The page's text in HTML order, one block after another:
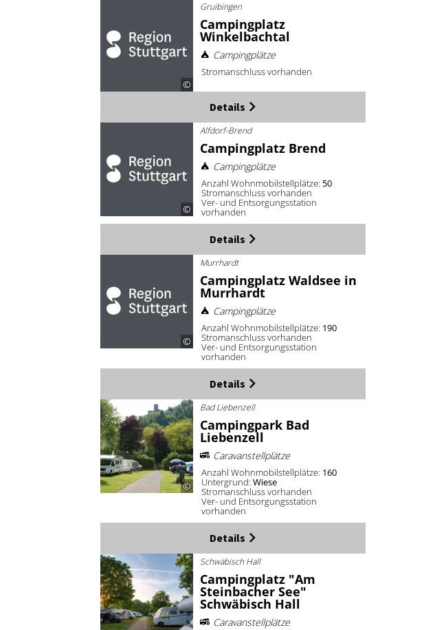
©
Gruibingen
Campingplatz
Winkelbachtal
Campingplätze
Stromanschluss vorhanden
Details
©
Alfdorf-Brend
Campingplatz Brend
Campingplätze
Anzahl Wohnmobilstellplätze: 50
Stromanschluss vorhanden
Ver- und Entsorgungsstation
vorhanden
Details
©
Murrhardt
Campingplatz Waldsee in
Murrhardt
Campingplätze
Anzahl Wohnmobilstellplätze: 190
Stromanschluss vorhanden
Ver- und Entsorgungsstation
vorhanden
Details
©
Bad Liebenzell
Campingpark Bad
Liebenzell
Caravanstellplätze
Anzahl Wohnmobilstellplätze: 160
Untergrund:Wiese
Stromanschluss vorhanden
Ver- und Entsorgungsstation
vorhanden
Details
Schwäbisch Hall
Campingplatz "Am
Steinbacher See"
Schwäbisch Hall
Caravanstellplätze